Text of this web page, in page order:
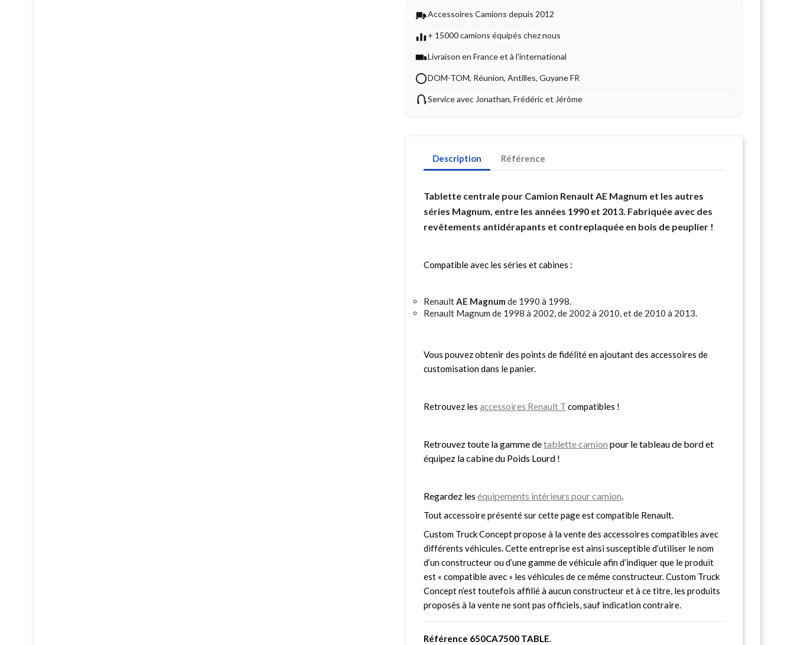
Accessoires Camions depuis 2012
+ 15000 camions équipés chez nous
Livraison en France et à l'international
DOM-TOM, Réunion, Antilles, Guyane FR
Service avec Jonathan, Frédéric et Jérôme
Description Référence
Tablette centrale pour Camion Renault AE Magnum et les autres
séries Magnum, entre les années 1990 et 2013. Fabriquée avec des
revêtements antidérapants et contreplaquée en bois de peuplier !
Compatible avec les séries et cabines :
RenaultAE Magnum de 1990 à 1998.
Renault Magnum de 1998 à 2002, de 2002 à 2010, et de 2010 à 2013.
Vous pouvez obtenir des points de fidélité en ajoutant des accessoires de
customisation dans le panier.
Retrouvez les accessoires Renault T compatibles !
Retrouvez toute la gamme detablette camion pour le tableau de bord et
équipez la cabine du Poids Lourd !
Regardez les équipements intérieurs pour camion.
Tout accessoire présenté sur cette page est compatible Renault.
Custom Truck Concept propose à la vente des accessoires compatibles avec
différents véhicules. Cette entreprise est ainsi susceptible d’utiliser le nom
d’un constructeur ou d’une gamme de véhicule afin d’indiquer que le produit
est « compatible avec » les véhicules de ce même constructeur. Custom Truck
Concept n’est toutefois affilié à aucun constructeur et à ce titre, les produits
proposés à la vente ne sont pas officiels, sauf indication contraire.
Référence 650CA7500 TABLE.